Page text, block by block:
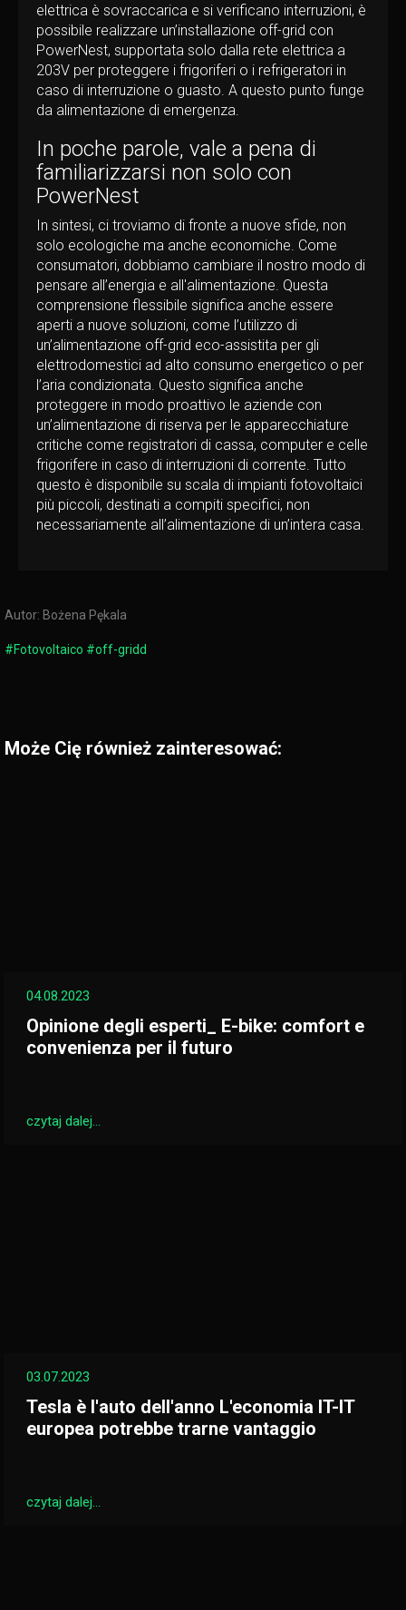
elettrica è sovraccarica e si verificano interruzioni, è
possibile realizzare un’installazione off-grid con
PowerNest, supportata solo dalla rete elettrica a
203V per proteggere i frigoriferi o i refrigeratori in
caso di interruzione o guasto. A questo punto funge
da alimentazione di emergenza.
In poche parole, vale a pena di
familiarizzarsi non solo con
PowerNest
In sintesi, ci troviamo di fronte a nuove sfide, non
solo ecologiche ma anche economiche. Come
consumatori, dobbiamo cambiare il nostro modo di
pensare all’energia e all'alimentazione. Questa
comprensione flessibile significa anche essere
aperti a nuove soluzioni, come l’utilizzo di
un’alimentazione off-grid eco-assistita per gli
elettrodomestici ad alto consumo energetico o per
l’aria condizionata. Questo significa anche
proteggere in modo proattivo le aziende con
un’alimentazione di riserva per le apparecchiature
critiche come registratori di cassa, computer e celle
frigorifere in caso di interruzioni di corrente. Tutto
questo è disponibile su scala di impianti fotovoltaici
più piccoli, destinati a compiti specifici, non
necessariamente all’alimentazione di un’intera casa.
Autor: Bożena Pękala
#Fotovoltaico #off-gridd
Może Cię również zainteresować:
04.08.2023
Opinione degli esperti_ E-bike: comfort e
convenienza per il futuro
czytaj dalej...
03.07.2023
Tesla è l'auto dell'anno L'economia IT-IT
europea potrebbe trarne vantaggio
czytaj dalej...